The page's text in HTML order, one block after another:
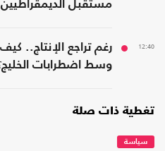
مستقبل
12:40
رغم تراجع الإنتاج..
وسط اضطرابات
تغطية ذات صلة
سياسة